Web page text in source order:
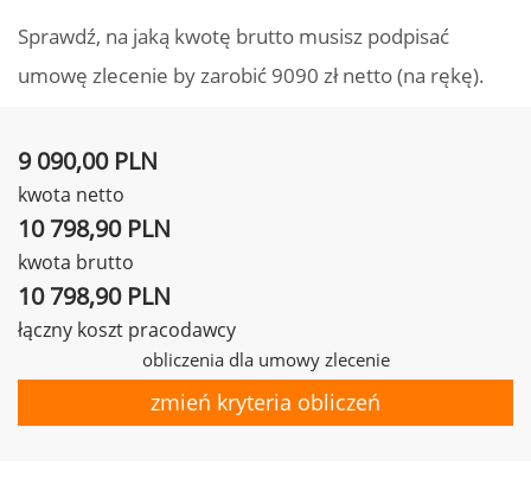
Sprawdź, na jaką kwotę brutto musisz podpisać
umowę zlecenie by zarobić 9090 zł netto (na rękę).
9 090,00 PLN
kwota netto
10 798,90 PLN
kwota brutto
10 798,90 PLN
łączny koszt pracodawcy
obliczenia dla umowy zlecenie
zmień kryteria obliczeń